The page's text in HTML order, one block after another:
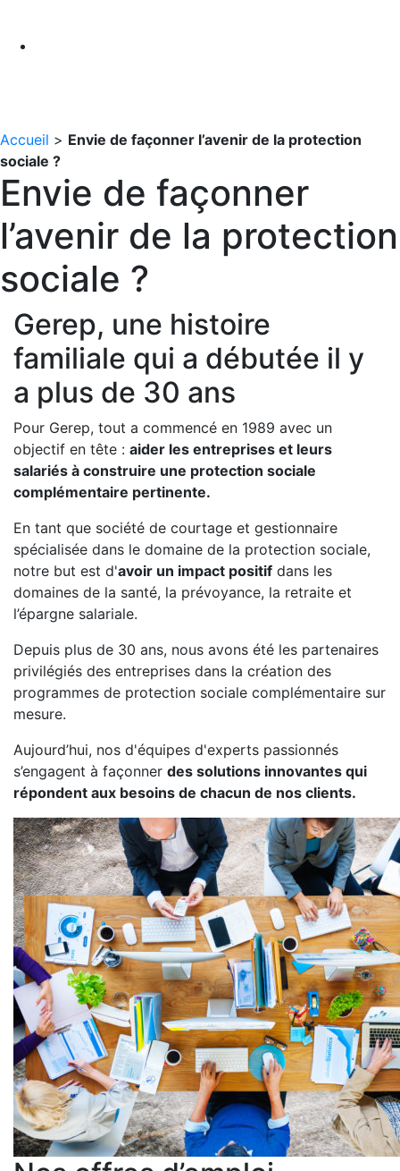
Accueil > Envie de façonner l’avenir de la protection
sociale ?
Envie de façonner
l’avenir de la protection
sociale ?
Gerep, une histoire
familiale qui a débutée il y
a plus de 30 ans
Pour Gerep, tout a commencé en 1989 avec un
objectif en tête : aider les entreprises et leurs
salariés à construire une protection sociale
complémentaire pertinente.
En tant que société de courtage et gestionnaire
spécialisée dans le domaine de la protection sociale,
notre but est d'avoir un impact positif dans les
domaines de la santé, la prévoyance, la retraite et
l’épargne salariale.
Depuis plus de 30 ans, nous avons été les partenaires
privilégiés des entreprises dans la création des
programmes de protection sociale complémentaire sur
mesure.
Aujourd’hui, nos d'équipes d'experts passionnés
s’engagent à façonner des solutions innovantes qui
répondent aux besoins de chacun de nos clients.